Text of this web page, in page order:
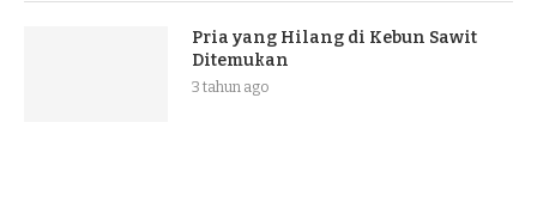
Pria yang Hilang di Kebun Sawit
Ditemukan
3 tahun ago